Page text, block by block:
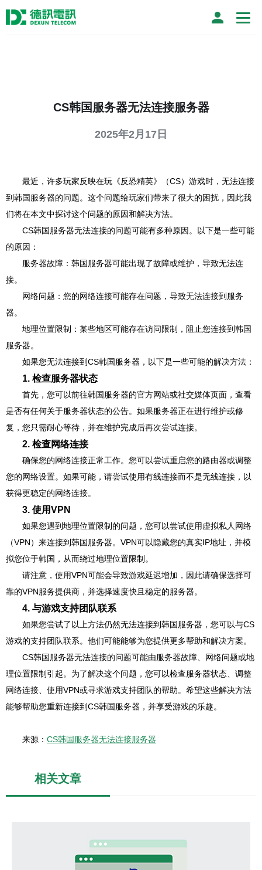
CS韩国服务器无法连接服务器
2025年2月17日
最近，许多玩家反映在玩《反恐精英》（CS）游戏时，无法连接
到韩国服务器的问题。这个问题给玩家们带来了很大的困扰，因此我
们将在本文中探讨这个问题的原因和解决方法。
CS韩国服务器无法连接的问题可能有多种原因。以下是一些可能
的原因：
服务器故障：韩国服务器可能出现了故障或维护，导致无法连
接。
网络问题：您的网络连接可能存在问题，导致无法连接到服务
器。
地理位置限制：某些地区可能存在访问限制，阻止您连接到韩国
服务器。
如果您无法连接到CS韩国服务器，以下是一些可能的解决方法：
1. 检查服务器状态
首先，您可以前往韩国服务器的官方网站或社交媒体页面，查看
是否有任何关于服务器状态的公告。如果服务器正在进行维护或修
复，您只需耐心等待，并在维护完成后再次尝试连接。
2. 检查网络连接
确保您的网络连接正常工作。您可以尝试重启您的路由器或调整
您的网络设置。如果可能，请尝试使用有线连接而不是无线连接，以
获得更稳定的网络连接。
3. 使用VPN
如果您遇到地理位置限制的问题，您可以尝试使用虚拟私人网络
（VPN）来连接到韩国服务器。VPN可以隐藏您的真实IP地址，并模
拟您位于韩国，从而绕过地理位置限制。
请注意，使用VPN可能会导致游戏延迟增加，因此请确保选择可
靠的VPN服务提供商，并选择速度快且稳定的服务器。
4. 与游戏支持团队联系
如果您尝试了以上方法仍然无法连接到韩国服务器，您可以与CS
游戏的支持团队联系。他们可能能够为您提供更多帮助和解决方案。
CS韩国服务器无法连接的问题可能由服务器故障、网络问题或地
理位置限制引起。为了解决这个问题，您可以检查服务器状态、调整
网络连接、使用VPN或寻求游戏支持团队的帮助。希望这些解决方法
能够帮助您重新连接到CS韩国服务器，并享受游戏的乐趣。
来源： CS韩国服务器无法连接服务器
相关文章